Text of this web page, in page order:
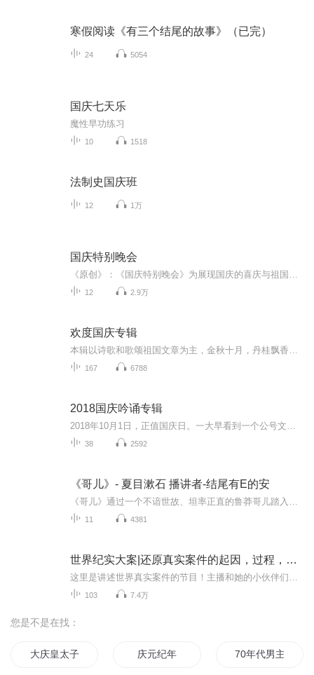
寒假阅读《有三个结尾的故事》（已完）
24 5054
国庆七天乐
魔性早功练习
10 1518
法制史国庆班
12 1万
国庆特别晚会
12 2.9万
欢度国庆专辑
167 6788
2018国庆吟诵专辑
38 2592
《哥儿》- 夏目漱石 播讲者-结尾有E的安
11 4381
世界纪实大案|还原真实案件的起因，过程，结尾
103 7.4万
您是不是在找：
大庆皇太子 庆元纪年 70年代男主奋斗